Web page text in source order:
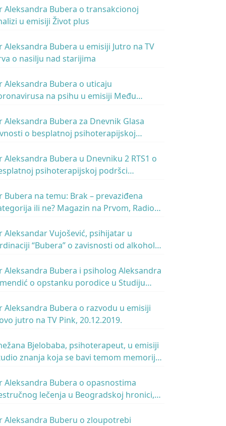
Aleksandra Bubera o transakcionoj
u emisiji Život plus
Aleksandra Bubera u emisiji Jutro na TV
o nasilju nad starijima
Aleksandra Bubera o uticaju
na psihu u emisiji Među
Aleksandra Bubera za Dnevnik Glasa
o besplatnoj psihoterapijskoj
Aleksandra Bubera u Dnevniku 2 RTS1 o
psihoterapijskoj podršci
19
Bubera na temu: Brak – prevaziđena
ili ne? Magazin na Prvom, Radio
Aleksandar Vujošević, psihijatar u
“Bubera” o zavisnosti od alkohola,
Aleksandra Bubera i psiholog Aleksandra
o opstanku porodice u Studiju
Aleksandra Bubera o razvodu u emisiji
jutro na TV Pink, 20.12.2019.
Bjelobaba, psihoterapeut, u emisiji
znanja koja se bavi temom memorije,
Aleksandra Bubera o opasnostima
lečenja u Beogradskoj hronici,
Aleksandra Buberu o zloupotrebi